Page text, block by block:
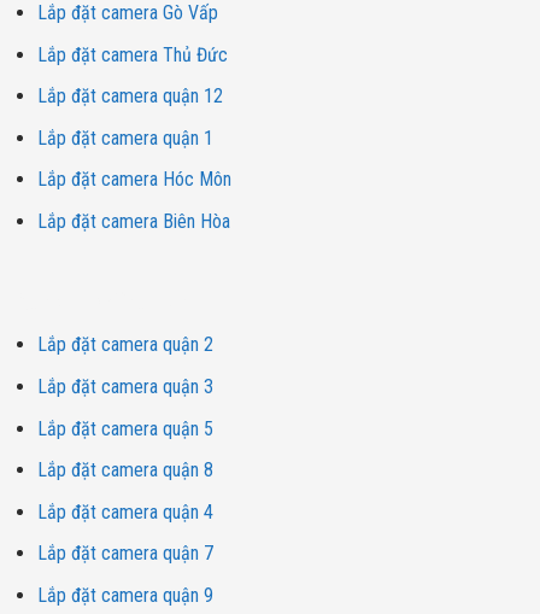
Lắp đặt camera Gò Vấp
Lắp đặt camera Thủ Đức
Lắp đặt camera quận 12
Lắp đặt camera quận 1
Lắp đặt camera Hóc Môn
Lắp đặt camera Biên Hòa
Lắp đặt camera quận 2
Lắp đặt camera quận 3
Lắp đặt camera quận 5
Lắp đặt camera quận 8
Lắp đặt camera quận 4
Lắp đặt camera quận 7
Lắp đặt camera quận 9